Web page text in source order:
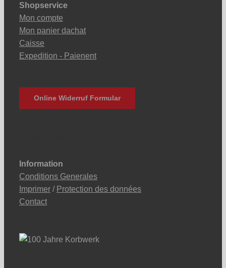
Shopservice
Mon compte
Mon panier dachat
Caisse
Expedition - Paienent
Online Widerruf Formular
Information
Conditions Generales
Imprimer / Protection des données
Contact